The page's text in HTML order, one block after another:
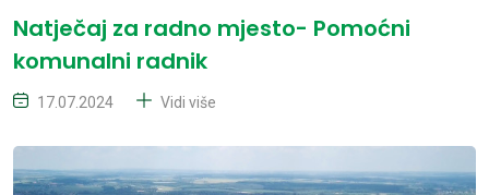
Natječaj za radno mjesto- Pomoćni
komunalni radnik
17.07.2024 Vidi više